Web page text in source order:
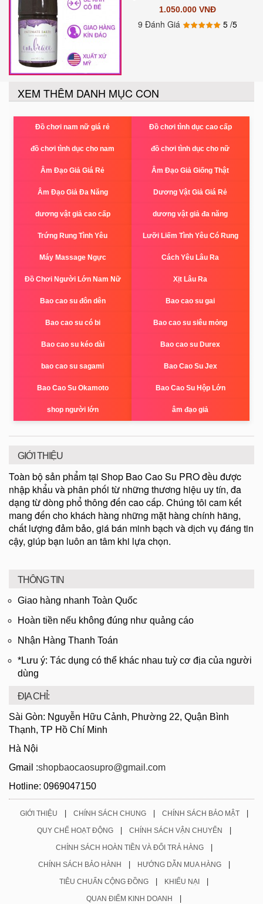
1.050.000 VNĐ
9 Đánh Giá 5/5
XEM THÊM DANH MỤC CON
Đồ chơi nam nữ giá rẻ Đồ chơi tình dục cao cấp
đồ chơi tình dục cho nam đồ chơi tình dục cho nữ
Âm Đạo Giả Giá Rẻ Âm Đạo Giả Giống Thật
Âm Đạo Giả Đa Năng Dương Vật Giả Giá Rẻ
dương vật giả cao cấp dương vật giả đa năng
Trứng Rung Tình Yêu Lưỡi Liếm Tình Yêu Có Rung
Máy Massage Ngực Cách Yêu Lâu Ra
Đồ Chơi Người Lớn Nam Nữ Xịt Lâu Ra
Bao cao su đôn dên Bao cao su gai
Bao cao su có bi Bao cao su siêu mỏng
Bao cao su kéo dài Bao cao su Durex
bao cao su sagami Bao Cao Su Jex
Bao Cao Su Okamoto Bao Cao Su Hộp Lớn
shop người lớn âm đạo giả
GIỚI THIỆU
Toàn bộ sản phẩm tại Shop Bao Cao Su PRO đều được
nhập khẩu và phân phối từ những thương hiệu uy tín, đa
dạng từ dòng phổ thông đến cao cấp. Chúng tôi cam kết
mang đến cho khách hàng những mặt hàng chính hãng,
chất lượng đảm bảo, giá bán minh bạch và dịch vụ đáng tin
cậy, giúp bạn luôn an tâm khi lựa chọn.
THÔNG TIN
Giao hàng nhanh Toàn Quốc
Hoàn tiền nếu không đúng như quảng cáo
Nhận Hàng Thanh Toán
*Lưu ý: Tác dụng có thể khác nhau tuỳ cơ địa của người
dùng
ĐỊA CHỈ:
Sài Gòn: Nguyễn Hữu Cảnh, Phường 22, Quận Bình
Thạnh, TP Hồ Chí Minh
Hà Nội
Gmail :shopbaocaosupro@gmail.com
Hotline: 0969047150
GIỚI THIỆU | CHÍNH SÁCH CHUNG | CHÍNH SÁCH BẢO MẬT |
QUY CHẾ HOẠT ĐỘNG | CHÍNH SÁCH VẬN CHUYỂN |
CHÍNH SÁCH HOÀN TIỀN VÀ ĐỔI TRẢ HÀNG |
CHÍNH SÁCH BẢO HÀNH | HƯỚNG DẪN MUA HÀNG |
TIÊU CHUẨN CỘNG ĐỒNG | KHIẾU NẠI |
QUAN ĐIỂM KINH DOANH |